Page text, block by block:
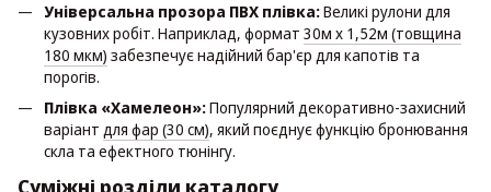
Універсальна прозора ПВХ плівка:Великі рулони для
кузовних робіт. Наприклад, формат 30м х 1,52м (товщина
180 мкм) забезпечує надійний бар'єр для капотів та
порогів.
Плівка «Хамелеон»:Популярний декоративно-захисний
варіант для фар (30 см), який поєднує функцію бронювання
скла та ефектного тюнінгу.
Суміжні розділи каталогу